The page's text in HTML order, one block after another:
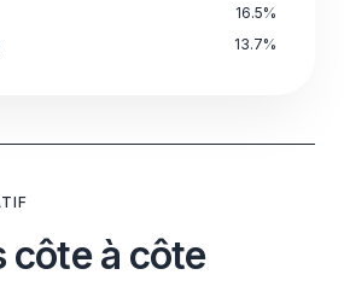
16.5%
13.7%
côte à côte